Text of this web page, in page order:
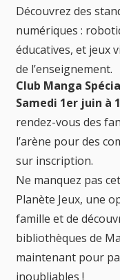
Découvrez des
numériques :
éducatives, et jeux
de l’enseignement.
Club Manga
Samedi 1er juin à
rendez-vous des
l’arène pour des
sur inscription.
Ne manquez pas
Planète Jeux, une
famille et de
bibliothèques de
maintenant pour
inoubliables !